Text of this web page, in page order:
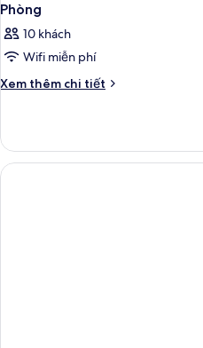
Phòng
10 khách
Wifi miễn phí
Xem thêm chi tiết
Chi
Phòng